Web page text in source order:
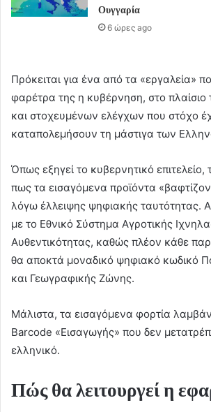
Ουγγαρία
6 ώρες ago
Πρόκειται για ένα από τα «εργαλεία»
φαρέτρα της η κυβέρνηση, στο
και στοχευµένων ελέγχων που στόχο
καταπολεμήσουν τη µάστιγα των
Όπως εξηγεί το κυβερνητικό επιτελείο,
πως τα εισαγόµενα προϊόντα
λόγω έλλειψης ψηφιακής ταυτότητας.
µε το Εθνικό Σύστηµα Αγροτικής
Αυθεντικότητας, καθώς πλέον κάθε
θα αποκτά µοναδικό ψηφιακό κωδικό
και Γεωγραφικής Ζώνης.
Μάλιστα, τα εισαγόµενα φορτία
Barcode «Εισαγωγής» που δεν
ελληνικό.
Πώς θα λειτουργεί η